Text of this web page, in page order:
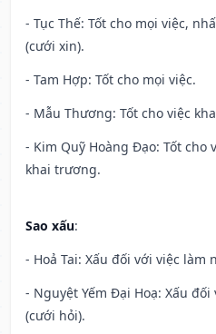
- Tục Thế: Tốt cho mọi việc,
(cưới xin).
- Tam Hợp: Tốt cho mọi việc.
- Mẫu Thương: Tốt cho việc
- Kim Quỹ Hoàng Đạo: Tốt cho
khai trương.
Sao xấu:
- Hoả Tai: Xấu đối với việc làm
- Nguyệt Yếm Đại Hoạ: Xấu
(cưới hỏi).